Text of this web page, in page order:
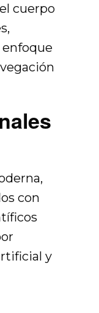
cuerpo
con
y